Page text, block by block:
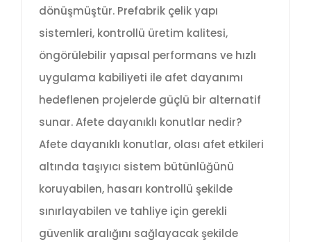
dönüşmüştür. Prefabrik çelik yapı
sistemleri, kontrollü üretim kalitesi,
öngörülebilir yapısal performans ve hızlı
uygulama kabiliyeti ile afet dayanımı
hedeflenen projelerde güçlü bir alternatif
sunar. Afete dayanıklı konutlar nedir?
Afete dayanıklı konutlar, olası afet etkileri
altında taşıyıcı sistem bütünlüğünü
koruyabilen, hasarı kontrollü şekilde
sınırlayabilen ve tahliye için gerekli
güvenlik aralığını sağlayacak şekilde